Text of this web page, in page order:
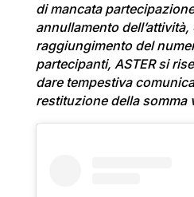
di mancata
annullamento
raggiungimento del
partecipanti, ASTER si
dare tempestiva
restituzione della somma